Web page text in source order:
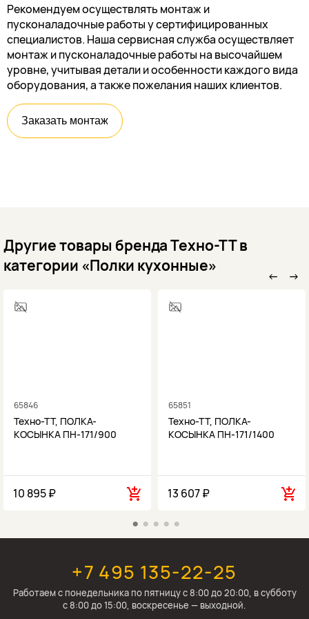
Рекомендуем осуществлять монтаж и
пусконаладочные работы у сертифицированных
специалистов. Наша сервисная служба осуществляет
монтаж и пусконаладочные работы на высочайшем
уровне, учитывая детали и особенности каждого вида
оборудования, а также пожелания наших клиентов.
Заказать монтаж
Другие товары бренда Техно-ТТ в
категории «Полки кухонные»
←
65846
Техно-ТТ, ПОЛКА-
КОСЫНКА ПН-171/900
10 895 ₽
65851
Техно-ТТ, ПОЛКА-
КОСЫНКА ПН-171/1400
13 607 ₽
→
+7 495 135-22-25
Работаем c понедельника по пятницу с 8:00 до 20:00, в субботу
с 8:00 до 15:00, воскресенье — выходной.